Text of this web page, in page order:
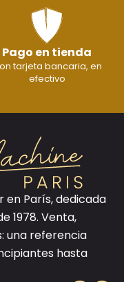
Pago en tienda
tarjeta bancaria, en
efectivo
en París, dedicada
1978. Venta,
una referencia
hasta